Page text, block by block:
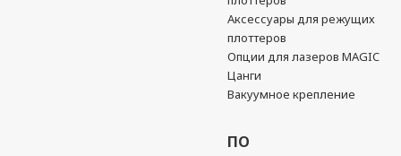
Аксессуары для режущих
плоттеров
Опции для лазеров MAGIC
Цанги
Вакуумное крепление
ПО